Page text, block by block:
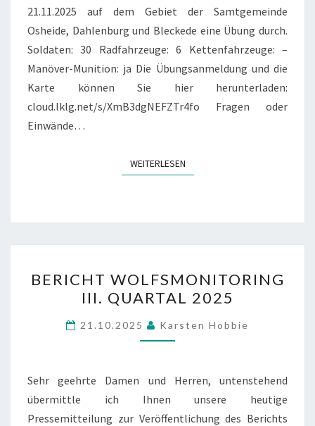
21.11.2025 auf dem Gebiet der Samtgemeinde
Osheide, Dahlenburg und Bleckede eine Übung durch.
Soldaten: 30 Radfahrzeuge: 6 Kettenfahrzeuge: –
Manöver-Munition: ja Die Übungsanmeldung und die
Karte können Sie hier herunterladen:
cloud.lklg.net/s/XmB3dgNEFZTr4fo Fragen oder
Einwände…
WEITERLESENWEITERLESEN
WOLFSMONITORING
III.
QUARTAL
2025
BERICHT WOLFSMONITORING
III. QUARTAL 2025
21.10.2025 Karsten Hobbie
Sehr geehrte Damen und Herren, untenstehend
übermittle ich Ihnen unsere heutige
Pressemitteilung zur Veröffentlichung des Berichts